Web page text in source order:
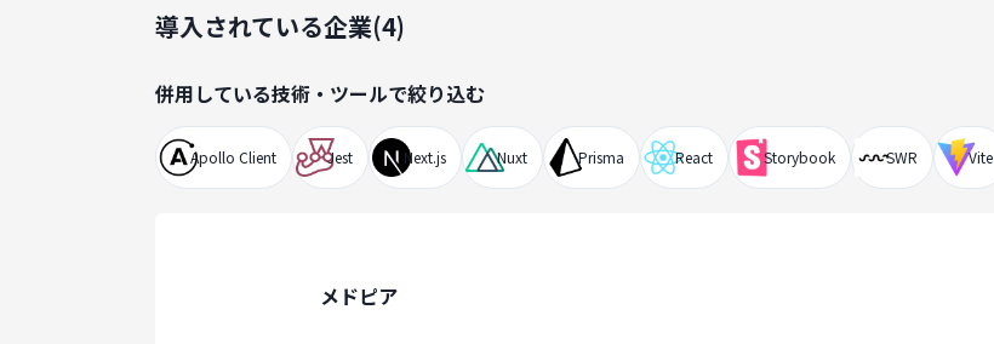
導入されている企業(4)
併用している技術・ツールで絞り込む
Apollo Client Jest Next.js Nuxt Prisma React Storybook SWR Vite
メドピア